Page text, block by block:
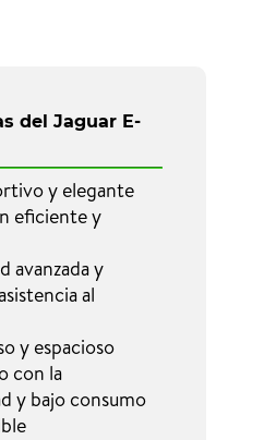
del Jaguar E-
y elegante
eficiente y
avanzada y
al
y espacioso
con la
y bajo consumo